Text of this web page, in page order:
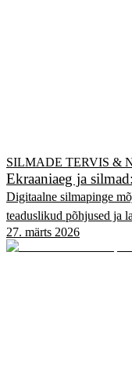
SILMADE TERVIS &
Ekraaniaeg ja
Digitaalne silmapinge
teaduslikud põhjused ja
27. märts 2026